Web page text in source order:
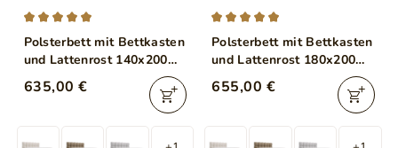
Polsterbett mit Bettkasten
und Lattenrost 140x200
Modo aus Bouclé-Stoff
Beige
635,00 €
Polsterbett mit Bettkasten
und Lattenrost 180x200
Modo aus Bouclé-Stoff
Braun
655,00 €